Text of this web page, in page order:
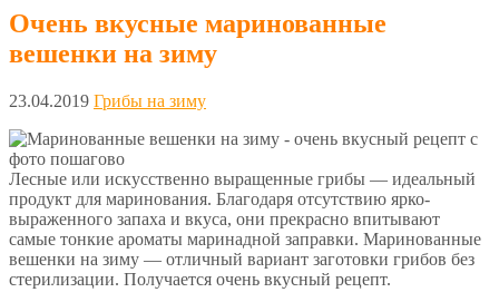
Очень вкусные маринованные
вешенки на зиму
23.04.2019 Грибы на зиму
Лесные или искусственно выращенные грибы — идеальный
продукт для маринования. Благодаря отсутствию ярко-
выраженного запаха и вкуса, они прекрасно впитывают
самые тонкие ароматы маринадной заправки. Маринованные
вешенки на зиму — отличный вариант заготовки грибов без
стерилизации. Получается очень вкусный рецепт.